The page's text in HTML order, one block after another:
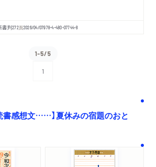
書判272頁2026/04/07978-4-480-07744-8
1-5/5
1
書感想文……】夏休みの宿題のおと